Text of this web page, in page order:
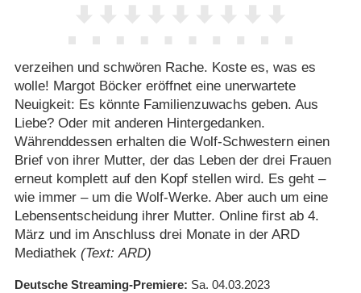
verzeihen und schwören Rache. Koste es, was es
wolle! Margot Böcker eröffnet eine unerwartete
Neuigkeit: Es könnte Familienzuwachs geben. Aus
Liebe? Oder mit anderen Hintergedanken.
Währenddessen erhalten die Wolf-Schwestern einen
Brief von ihrer Mutter, der das Leben der drei Frauen
erneut komplett auf den Kopf stellen wird. Es geht –
wie immer – um die Wolf-Werke. Aber auch um eine
Lebensentscheidung ihrer Mutter. Online first ab 4.
März und im Anschluss drei Monate in der ARD
Mediathek (Text: ARD)
Deutsche Streaming-Premiere Sa. 04.03.2023